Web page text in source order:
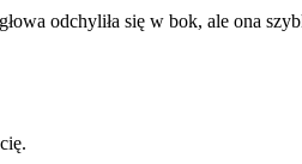
odchyliła się w bok, ale ona